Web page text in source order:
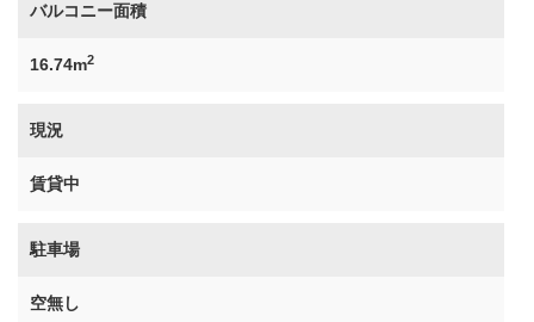
バルコニー面積
16.74m2
現況
賃貸中
駐車場
空無し